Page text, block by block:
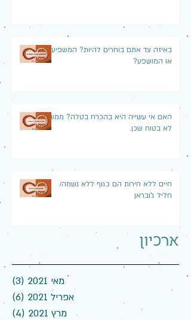
באיזה צד אתם בוחרים להיות? המשפיע
או המושפע?
האם אי עשייה היא בהכרח בטלה? ממש
לא בטוח שכן.
חיים ללא חירות הם כגוף ללא נשמה/
חליל ג'ובראן
ארכיון
מאי 2021 (3)
אפריל 2021
(6)
מרץ 2021
(4)